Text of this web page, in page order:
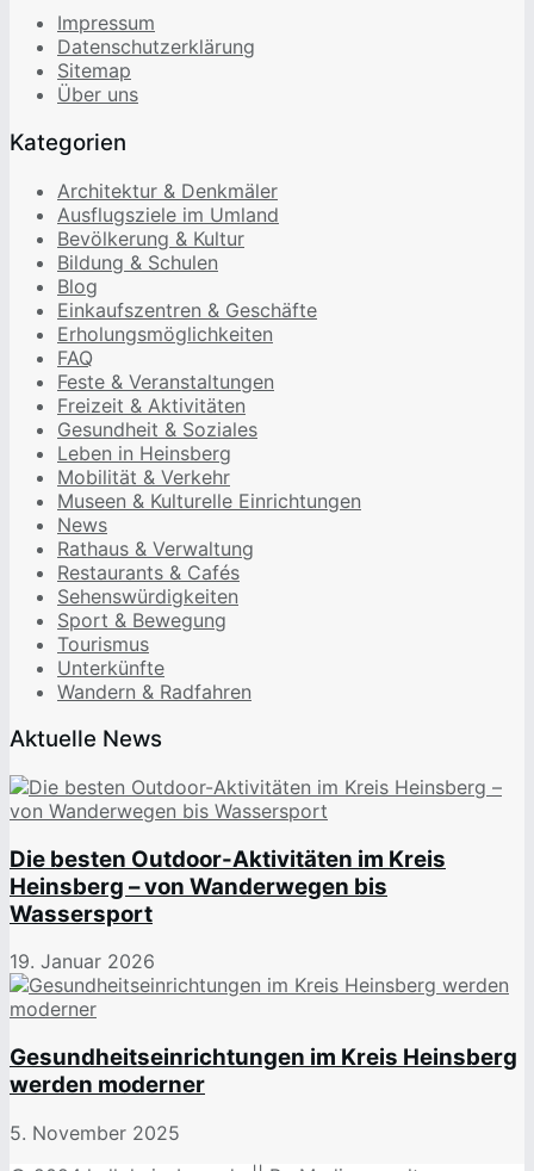
Impressum
Datenschutzerklärung
Sitemap
Über uns
Kategorien
Architektur & Denkmäler
Ausflugsziele im Umland
Bevölkerung & Kultur
Bildung & Schulen
Blog
Einkaufszentren & Geschäfte
Erholungsmöglichkeiten
FAQ
Feste & Veranstaltungen
Freizeit & Aktivitäten
Gesundheit & Soziales
Leben in Heinsberg
Mobilität & Verkehr
Museen & Kulturelle Einrichtungen
News
Rathaus & Verwaltung
Restaurants & Cafés
Sehenswürdigkeiten
Sport & Bewegung
Tourismus
Unterkünfte
Wandern & Radfahren
Aktuelle News
Die besten Outdoor-Aktivitäten im Kreis
Heinsberg – von Wanderwegen bis
Wassersport
19. Januar 2026
Gesundheitseinrichtungen im Kreis Heinsberg
werden moderner
5. November 2025